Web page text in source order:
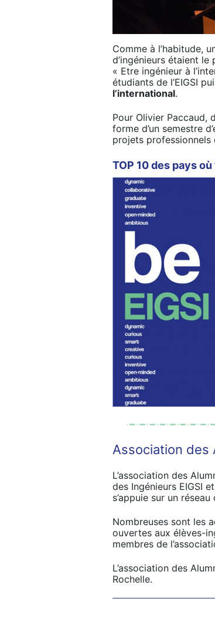
Comme à l’habitude,
d’ingénieurs étaient
« Etre ingénieur à
étudiants de l’EIGSI
l’international.
Pour Olivier Paccaud,
forme d’un semestre
projets professionnels
TOP 10 des pays
Association des
L’association des
des Ingénieurs EIGSI
s’appuie sur un
Nombreuses sont les
ouvertes aux élèves-
membres de
L’association des
Rochelle.